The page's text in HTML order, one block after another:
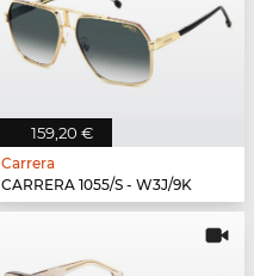
159,20 €
Carrera
CARRERA 1055/S - W3J/9K